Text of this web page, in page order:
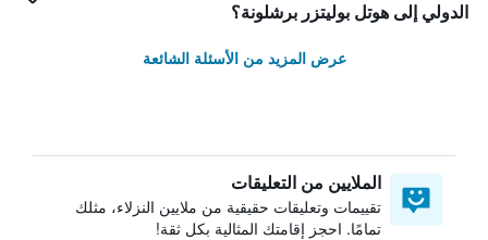
الدولي إلى هوتل بوليتزر برشلونة؟
عرض المزيد من الأسئلة الشائعة
الملايين من التعليقات
تقييمات وتعليقات حقيقية من ملايين النزلاء، مثلك
تمامًا. احجز إقامتك المثالية بكل ثقة!